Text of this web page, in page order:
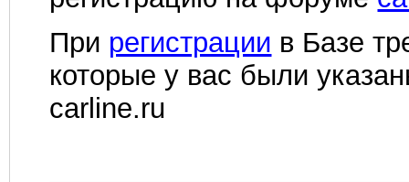
При регистрации в Базе
которые у вас были
carline.ru